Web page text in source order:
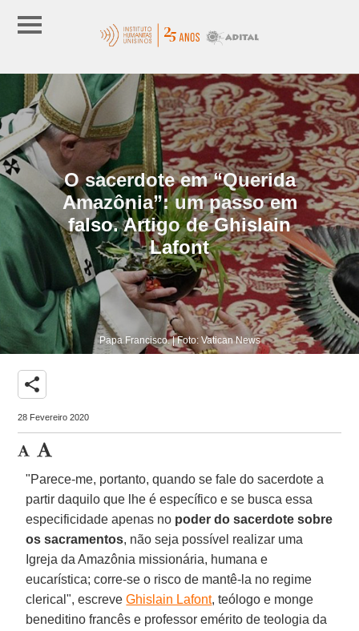
O sacerdote em “Querida
Amazônia”: um passo em
falso. Artigo de Ghislain
Lafont
Papa Francisco. | Foto: Vatican News
share
28 Fevereiro 2020
"Parece-me, portanto, quando se fale do sacerdote a
partir daquilo que lhe é específico e se busca essa
especificidade apenas no poder do sacerdote sobre
os sacramentos, não seja possível realizar uma
Igreja da Amazônia missionária, humana e
eucarística; corre-se o risco de mantê-la no regime
clerical", escreveGhislain Lafont, teólogo e monge
beneditino francês e professor emérito de teologia da